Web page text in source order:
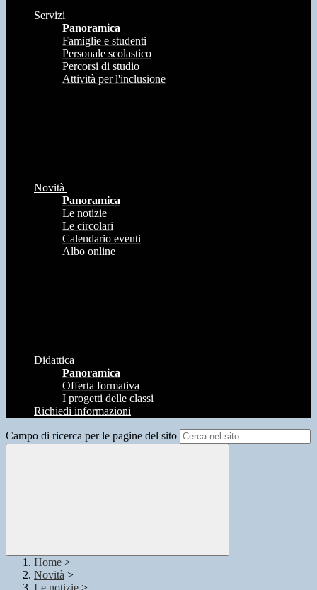
Servizi
Panoramica
Famiglie e studenti
Personale scolastico
Percorsi di studio
Attività per l'inclusione
Novità
Panoramica
Le notizie
Le circolari
Calendario eventi
Albo online
Didattica
Panoramica
Offerta formativa
I progetti delle classi
Richiedi informazioni
Campo di ricerca per le pagine del sito
Home >
Novità >